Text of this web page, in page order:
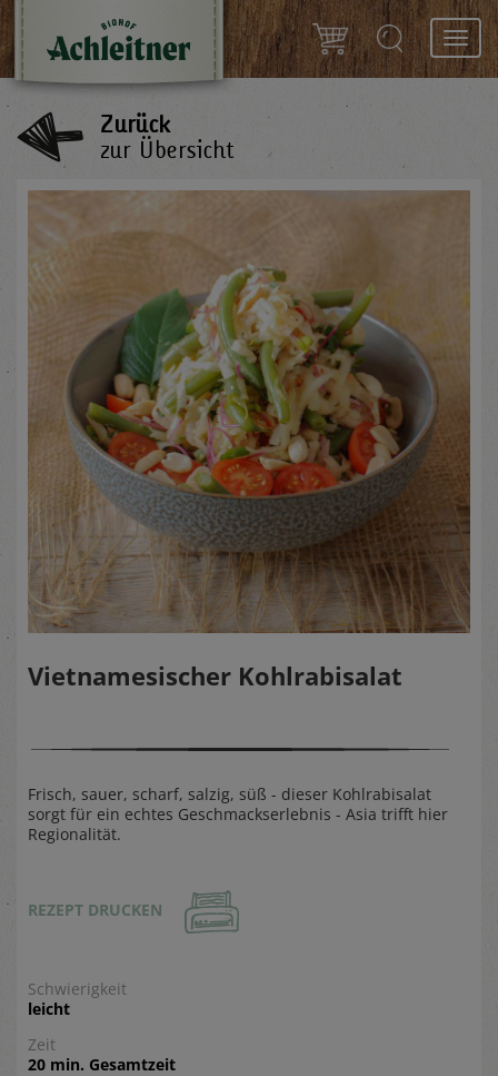
Zurück
zur Übersicht
Vietnamesischer Kohlrabisalat
Frisch, sauer, scharf, salzig, süß - dieser Kohlrabisalat
sorgt für ein echtes Geschmackserlebnis - Asia trifft hier
Regionalität.
REZEPT DRUCKEN
Schwierigkeit
leicht
Zeit
20 min. Gesamtzeit